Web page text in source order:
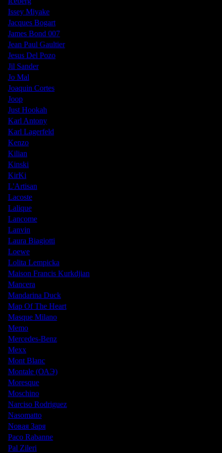
Issey Miyake
Jacques Bogart
James Bond 007
Jean Paul Gaultier
Jesus Del Pozo
Jil Sander
Jo Mal
Joaquin Cortes
Joop
Just Hookah
Karl Antony
Karl Lagerfeld
Kenzo
Kilian
Kinski
KirKi
L'Artisan
Lacoste
Lalique
Lancome
Lanvin
Laura Biagiotti
Loewe
Lolita Lempicka
Maison Francis Kurkdjian
Mancera
Mandarina Duck
Map Of The Heart
Masque Milano
Memo
Mercedes-Benz
Mexx
Mont Blanc
Montale (ОАЭ)
Moresque
Moschino
Narciso Rodriguez
Nasomatto
Nовая Заря
Paco Rabanne
Pal Zileri